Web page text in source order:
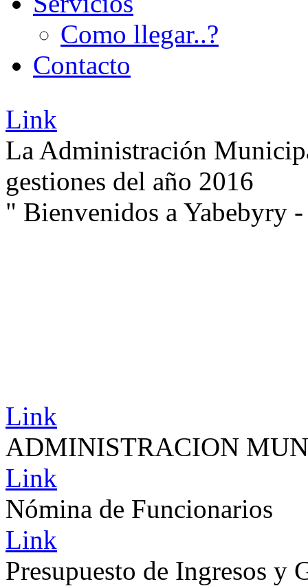
Como llegar..?
Contacto
Link
La Administración
gestiones del año 2016
" Bienvenidos a Yabebyry
Link
ADMINISTRACION
Link
Nómina de Funcionarios
Link
Presupuesto de Ingresos y